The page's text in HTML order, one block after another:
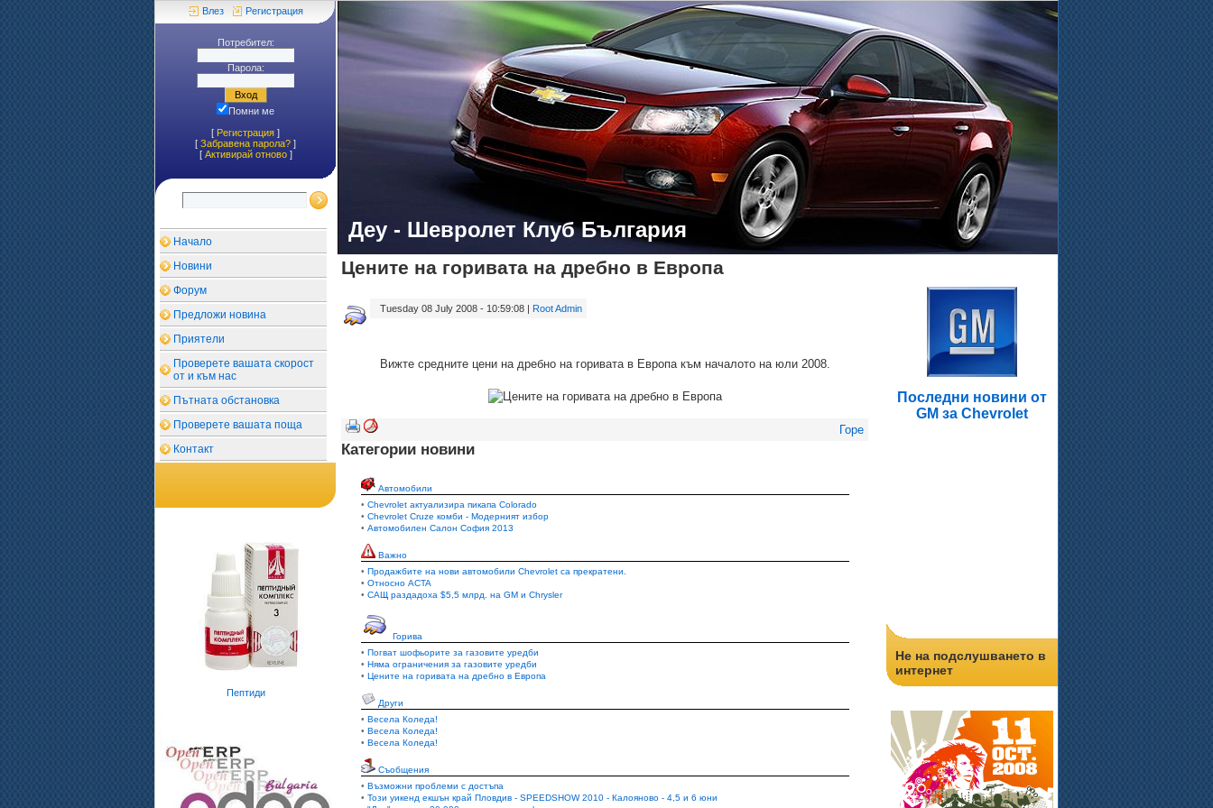
Влез Регистрация
Потребител:
Парола:
Помни ме
[ Регистрация ]
[ Забравена парола? ]
[ Aктивирай отново]
Начало
Новини
Форум
Предложи новина
Приятели
Проверете вашата скорост
от и към нас
Пътната обстановка
Проверете вашата поща
Контакт
Пептиди
Деу - Шевролет Клуб България
Цените на горивата на дребно в Европа
Tuesday 08 July 2008 - 10:59:08 | Root Admin
Вижте средните цени на дребно на горивата в Европа към началото на юли 2008.
Горе
Категории новини
Автомобили
• Chevrolet актуализира пикапа Colorado
• Chevrolet Cruze комби - Модерният избор
• Автомобилен Салон София 2013
Важно
• Продажбите на нови автомобили Chevrolet са прекратени.
• Относно ACTA
• САЩ раздадоха $5,5 млрд. на GM и Chrysler
Горива
• Погват шофьорите за газовите уредби
• Няма ограничения за газовите уредби
• Цените на горивата на дребно в Европа
Други
• Весела Коледа!
• Весела Коледа!
• Весела Коледа!
Съобщения
• Възможни проблеми с достъпа
• Този уикенд екшън край Пловдив - SPEEDSHOW 2010 - Калояново - 4,5 и 6 юни
.
Последни новини от
GM за Chevrolet
Не на подслушването в
интернет